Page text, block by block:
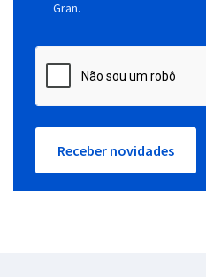
Gran.
Receber novidades